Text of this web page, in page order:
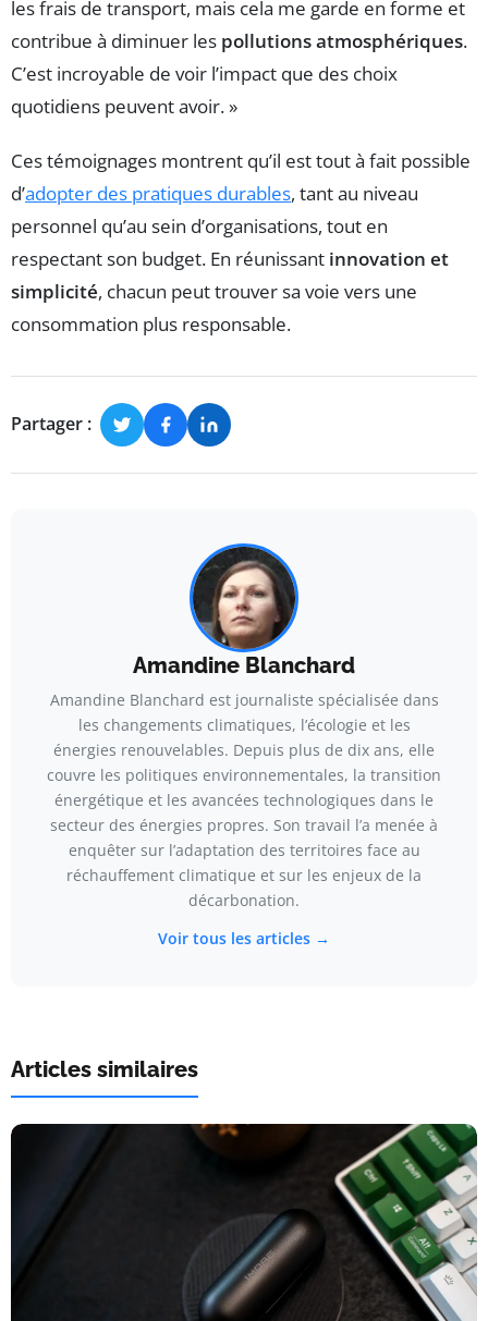
les frais de transport, mais cela me garde en forme et
contribue à diminuer les pollutions atmosphériques.
C’est incroyable de voir l’impact que des choix
quotidiens peuvent avoir. »
Ces témoignages montrent qu’il est tout à fait possible
d’adopter des pratiques durables, tant au niveau
personnel qu’au sein d’organisations, tout en
respectant son budget. En réunissant innovation et
simplicité, chacun peut trouver sa voie vers une
consommation plus responsable.
Partager :
Amandine Blanchard
Amandine Blanchard est journaliste spécialisée dans
les changements climatiques, l’écologie et les
énergies renouvelables. Depuis plus de dix ans, elle
couvre les politiques environnementales, la transition
énergétique et les avancées technologiques dans le
secteur des énergies propres. Son travail l’a menée à
enquêter sur l’adaptation des territoires face au
réchauffement climatique et sur les enjeux de la
décarbonation.
Voir tous les articles →
Articles similaires